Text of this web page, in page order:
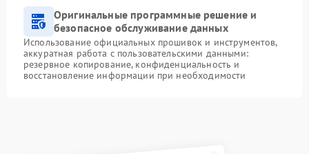
Оригинальные программные решение и
безопасное обслуживание данных
Использование официальных прошивок и инструментов,
аккуратная работа с пользовательскими данными:
резервное копирование, конфиденциальность и
восстановление информации при необходимости